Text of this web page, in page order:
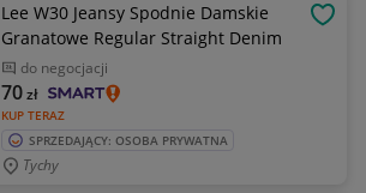
Lee W30 Jeansy Spodnie Damskie
Granatowe Regular Straight Denim
do negocjacji
KUP TERAZ
70zł
SPRZEDAJĄCY: OSOBA PRYWATNA
Tychy